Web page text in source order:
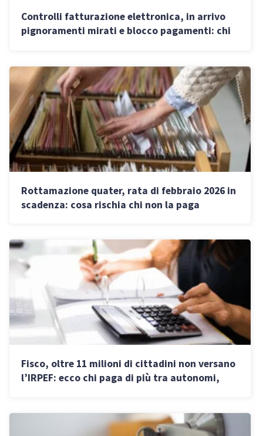
Controlli fatturazione elettronica, in arrivo
pignoramenti mirati e blocco pagamenti: chi
Rottamazione quater, rata di febbraio 2026 in
scadenza: cosa rischia chi non la paga
Fisco, oltre 11 milioni di cittadini non versano
l’IRPEF: ecco chi paga di più tra autonomi,